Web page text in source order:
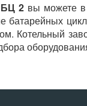
2вы можете в
батарейных
Котельный